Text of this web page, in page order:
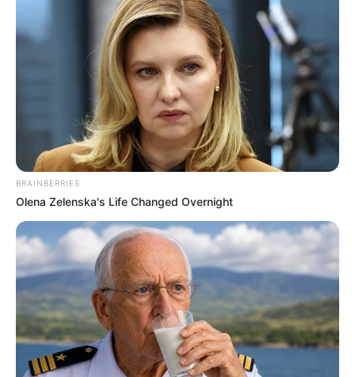
HOME
Internacional > Notícia > Solidariedade >
Miss de 21
anos quebra pescoço e é internada às pressas após acidente
Miss de 21 anos quebra pescoço e
é internada às pressas após
acidente
09:30 Internacional,Notícia, Solidariedade
BRAINBERRIES
Olena Zelenska's Life Changed Overnight